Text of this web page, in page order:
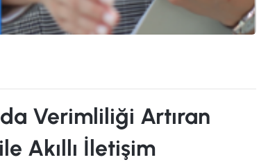
Verimliliği Artıran
Akıllı İletişim